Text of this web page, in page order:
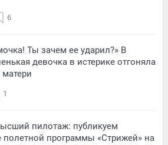
6
Ты зачем ее ударил?» В
девочка в истерике отгоняла
1
пилотаж: публикуем
полетной программы «Стрижей» на